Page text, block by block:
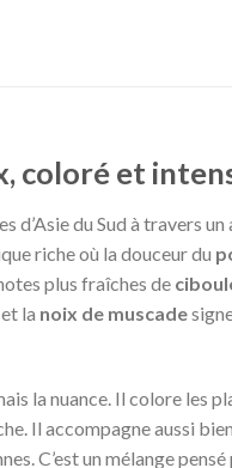
coloré et
du Sud à travers
riche où la douceur du
plus fraîches de
et la noix de muscade
la nuance. Il colore les
Il accompagne aussi
C’est un mélange